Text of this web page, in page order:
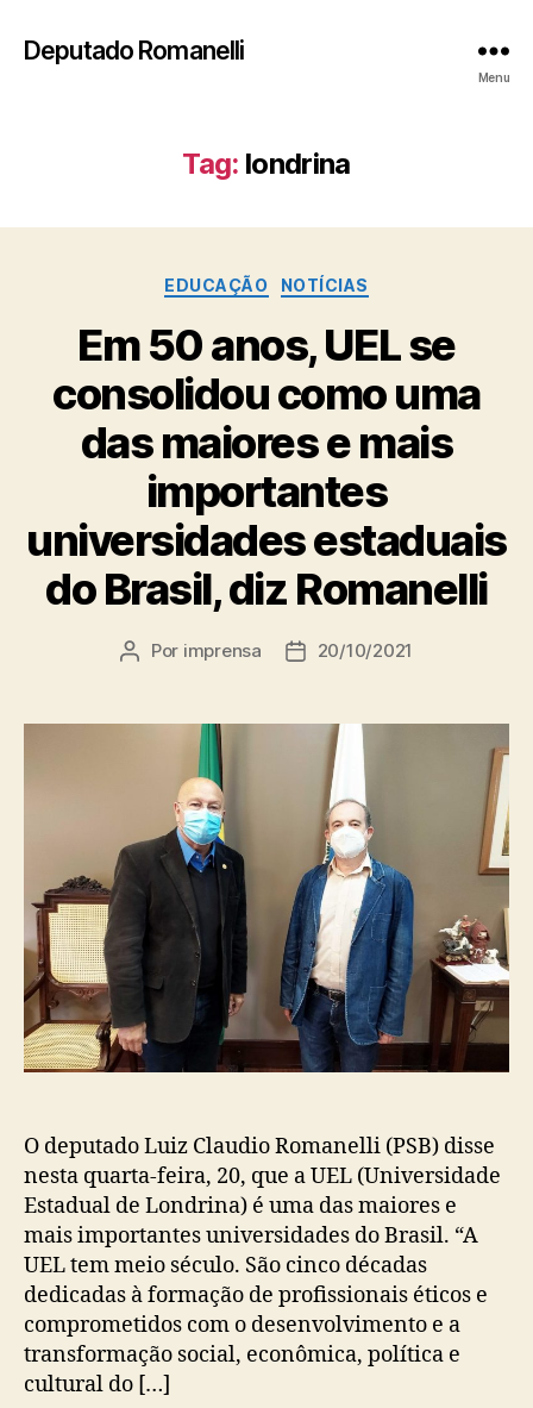
Deputado Romanelli
Menu
Tag: londrina
Categorias
EDUCAÇÃO NOTÍCIAS
Em 50 anos, UEL se
consolidou como uma
das maiores e mais
importantes
universidades estaduais
do Brasil, diz Romanelli
Autor
Por imprensa
Data20/10/2021
O deputado Luiz Claudio Romanelli (PSB) disse
nesta quarta-feira, 20, que a UEL (Universidade
Estadual de Londrina) é uma das maiores e
mais importantes universidades do Brasil. “A
UEL tem meio século. São cinco décadas
dedicadas à formação de profissionais éticos e
comprometidos com o desenvolvimento e a
transformação social, econômica, política e
cultural do […]